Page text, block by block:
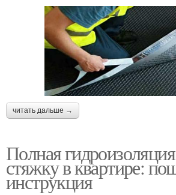
читать дальше →
Полная
стяжку в квартире:
инструкция